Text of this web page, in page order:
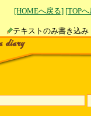
[HOMEへ戻る] [TOP
テキストのみ書